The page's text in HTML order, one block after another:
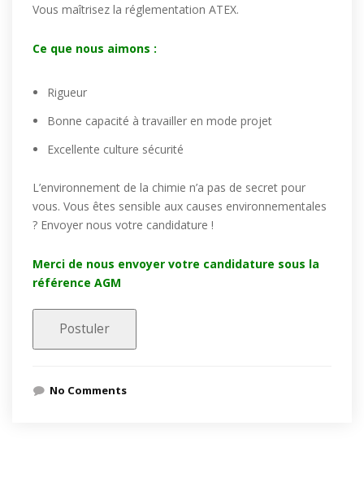
Vous maîtrisez la réglementation ATEX.
Ce que nous aimons :
Rigueur
Bonne capacité à travailler en mode projet
Excellente culture sécurité
L’environnement de la chimie n’a pas de secret pour
vous. Vous êtes sensible aux causes environnementales
? Envoyer nous votre candidature !
Merci de nous envoyer votre candidature sous la
référence AGM
No Comments